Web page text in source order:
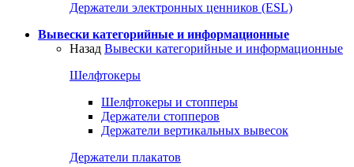
Держатели электронных ценников (ESL)
Вывески категорийные и информационные
Назад Вывески категорийные и информационные
Шелфтокеры
Шелфтокеры и стопперы
Держатели стопперов
Держатели вертикальных вывесок
Держатели плакатов